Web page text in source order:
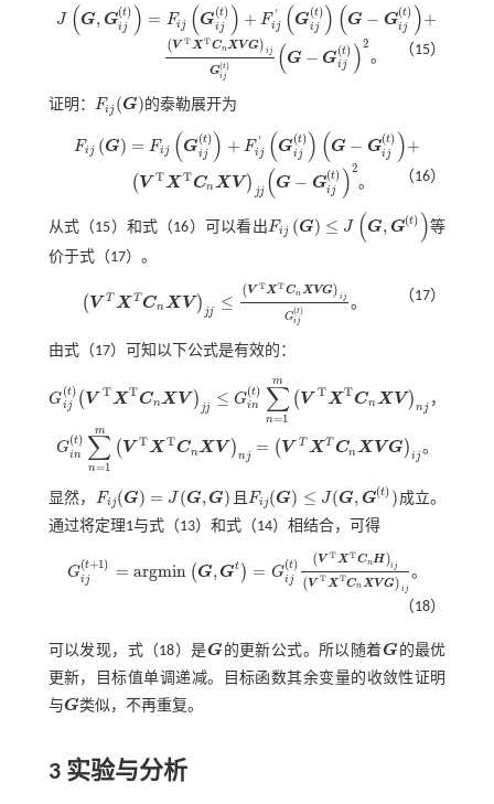
J (G, G
(t)
i j ) = Fi j (G
(t)
i j ) + F '
i j (G
(t)
i j ) (G − G
(t)
i j )+
JG ,Gij(t )=FijG ij t)+ Fij'Gi (t)G- Gi (t) +
( V TX TCnX VG ) ij
G
(t)
ij (G − G
(t)
i j )2
TCnXVGijGij(t)G-Gi j( t)2 。 （15）
证明： Fi j (G)
Fij(G) 的泰勒展开为
Fi j (G) = Fi j (G
(t)
i j ) + F '
i j (G
(t)
i j ) (G − G
(t)
i j )+
FijG =FijG j(t +Fij' G ij(t)G -G ij(t)+
( V TX TCnX V ) jj (G − G
(t)
i j )2
X TC n XV jG-Gij(t) 2 。 （16）
从式（15） 和式（16） 可以看出 Fi j (G) ≤ J (G, G(t) )
FijG ≤JG,G(t)
等
价于式（17） 。
( V T X T CnX V ) jj ≤
( V TX TCnX VG ) ij
G
(t)
ij
V TX T CnXVjj≤VTX TCnX VG Gij(t) 。 （17）
由式（17） 可知以下公式是有效的：
G
(t)
i j ( V T XTCn X V ) jj ≤ G
(t)
in ∑
n=1
m
( V T XTCn X V ) nj
Gij(t )VT Cn Vjj≤Gin (t ∑n=1mVTX Cn V nj ，
G
(t)
in ∑
n=1
m
( V TX TCnX V ) nj = ( V T X T CnX V G ) i j
Gin( )∑ = 1 m VTXT C nXVnj=V TXTCnX V G j 。
显然， Fi j(G) = J (G,G)
Fij(G)=J (G,G ) 且 Fi j (G) ≤ J(G, G(t) )
Fij(G)≤J (G,G (t ))
成立。
通过将定理1与式（13） 和式（14） 相结合，可得
G
(t+1)
i j = argmin (G,Gt ) = G
(t)
i j
( V TX TCnH )ij
( V T X TCn X V G) ij
Gij(t 1 =a rgminG,G t=Gij(t) VT XT CnHij VTXTCnXVGij 。
（18）
可以发现， 式（18）是G
G 的更新公式。所以随着G
G 的最优
更新，目标值单调递减。目标函数其余变量的收敛性证明
与G
G 类似，不再重复。
3 实验与分析